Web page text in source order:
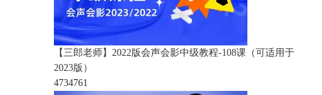
【三郎老师】2022版会声会影中级教程-108课（可适用于
2023版）
4734761